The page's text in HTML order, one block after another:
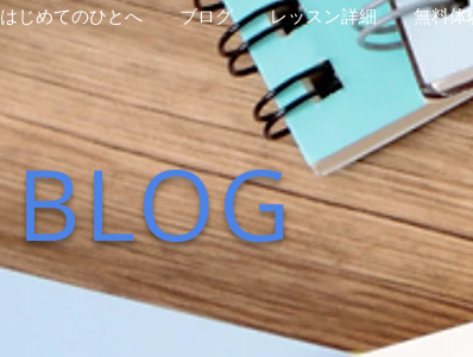
はじめてのひとへ ブログ レッスン詳細 無料体
BLOG